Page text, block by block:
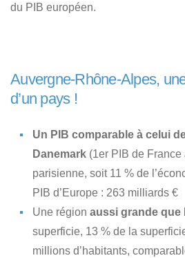
du PIB européen.
Auvergne-Rhône-Alpes,
d’un pays !
Un PIB comparable à celui
Danemark (1er PIB de
parisienne, soit 11 % de
PIB d’Europe : 263 milliards €
Une région aussi grande que
superficie, 13 % de la
millions d’habitants,